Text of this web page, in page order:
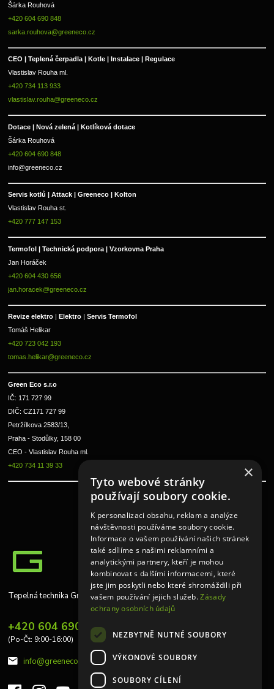
Šárka Rouhová
+420 604 690 848
sarka.rouhova@greeneco.cz
CEO | Teplená čerpadla | Kotle | Instalace | Regulace
Vlastislav Rouha ml.
+420 734 113 933
vlastislav.rouha@greeneco.cz
Dotace | Nová zelená | Kotlíková dotace
Šárka Rouhová
+420 604 690 848
info@greeneco.cz
Servis kotlů | Attack | Greeneco | Kolton
Vlastislav Rouha st.
+420 777 147 153
Termofol | Technická podpora | Vzorkovna Praha
Jan Horáček
+420 604 430 656
jan.horacek@greeneco.cz
Revize elektro Elektro
Servis Termofol
Tomáš Helikar
+420 723 042 193
tomas.helikar@greeneco.cz
Green Eco s.r.o
IČ: 171 727 99
DIČ: CZ171 727 99
Petržílkova 2583/13,
Praha - Stodůlky, 158 00
CEO - Vlastislav Rouha ml.
+420 734 11 39 33
Tepelná technika Greeneco
+420 604 690 848
(Po-Čt: 9:00-16:00)
info@greeneco.cz
×
Tyto webové stránky
používají soubory cookie.
K personalizaci obsahu, reklam a analýze
návštěvnosti používáme soubory cookie.
Informace o vašem používání našich stránek
také sdílíme s našimi reklamními a
analytickými partnery, kteří je mohou
kombinovat s dalšími informacemi, které
jste jim poskytli nebo které shromáždili při
vašem používání jejich služeb.Zásady
ochrany osobních údajů
NEZBYTNĚ NUTNÉ SOUBORY
VÝKONOVÉ SOUBORY
SOUBORY CÍLENÍ